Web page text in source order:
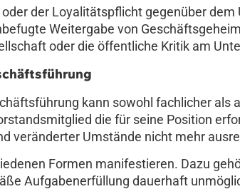
der Loyalitätspflicht gegenüber
Weitergabe von
oder die öffentliche Kritik am
kann sowohl fachlicher als
die für seine Position
veränderter Umstände nicht mehr
Formen manifestieren. Dazu
Aufgabenerfüllung dauerhaft